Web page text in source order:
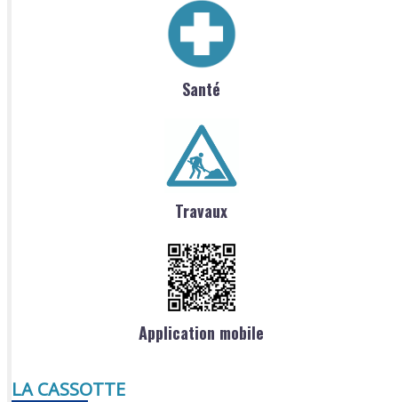
Santé
Travaux
Application mobile
LA CASSOTTE